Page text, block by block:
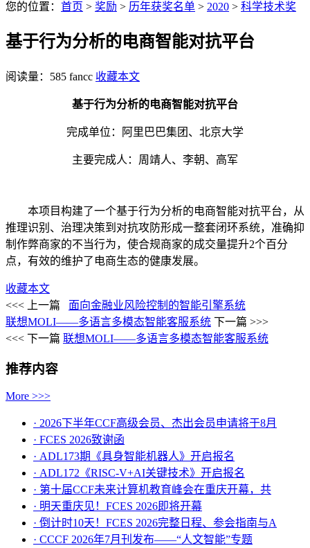
您的位置： 首页 > 奖励 > 历年获奖名单 > 2020 > 科学技术奖
基于行为分析的电商智能对抗平台
阅读量： 585 fancc 收藏本文
基于行为分析的电商智能对抗平台
完成单位：阿里巴巴集团、北京大学
主要完成人：周靖人、李朝、高军
本项目构建了一个基于行为分析的电商智能对抗平台，从
推理识别、治理决策到对抗攻防形成一整套闭环系统，准确抑
制作弊商家的不当行为，使合规商家的成交量提升2个百分
点，有效的维护了电商生态的健康发展。
收藏本文
<<< 上一篇
面向金融业风险控制的智能引擎系统
联想MOLI——多语言多模态智能客服系统 下一篇 >>>
<<< 下一篇 联想MOLI——多语言多模态智能客服系统
推荐内容
More >>>
· 2026下半年CCF高级会员、杰出会员申请将于8月
· FCES 2026致谢函
· ADL173期《具身智能机器人》开启报名
· ADL172《RISC-V+AI关键技术》开启报名
· 第十届CCF未来计算机教育峰会在重庆开幕，共
· ​明天重庆见！FCES 2026即将开幕
· 倒计时10天！FCES 2026完整日程、参会指南与A
· CCCF 2026年7月刊发布——“人文智能”专题